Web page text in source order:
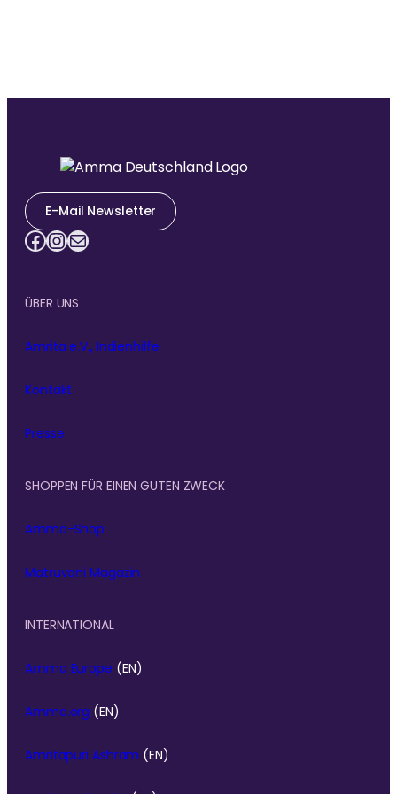
E-Mail Newsletter
Facebook InstagramE-Mail
ÜBER UNS
Amrita e.V., Indienhilfe
Kontakt
Presse
SHOPPEN FÜR EINEN GUTEN ZWECK
Amma-Shop
Matruvani Magazin
INTERNATIONAL
Amma Europe (EN)
Amma.org (EN)
Amritapuri Ashram (EN)